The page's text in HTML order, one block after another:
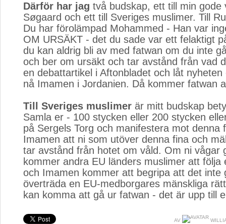
Därför har jag två budskap, ett till min gode
Søgaard och ett till Sveriges muslimer. Till
Du har förolämpad Mohammed - Han var
OM URSÄKT - det du sade var ett felaktigt
du kan aldrig bli av med fatwan om du inte
och ber om ursäkt och tar avstånd från vad
en debattartikel i Aftonbladet och låt nyheten
nå Imamen i Jordanien. Då kommer fatwan
Till Sveriges muslimer är mitt budskap
Samla er - 100 stycken eller 200 stycken
på Sergels Torg och manifestera mot denna
Imamen att ni som utöver denna fina och
tar avstånd från hotet om våld. Om ni vågar
kommer andra EU länders muslimer att följa
och Imamen kommer att begripa att det inte
överträda en EU-medborgares mänskliga
kan komma att gå ur fatwan - det är upp till
AV